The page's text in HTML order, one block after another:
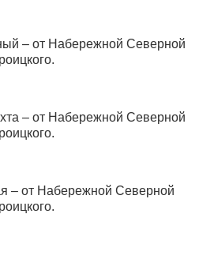
– от Набережной Северной
– от Набережной Северной
– от Набережной Северной